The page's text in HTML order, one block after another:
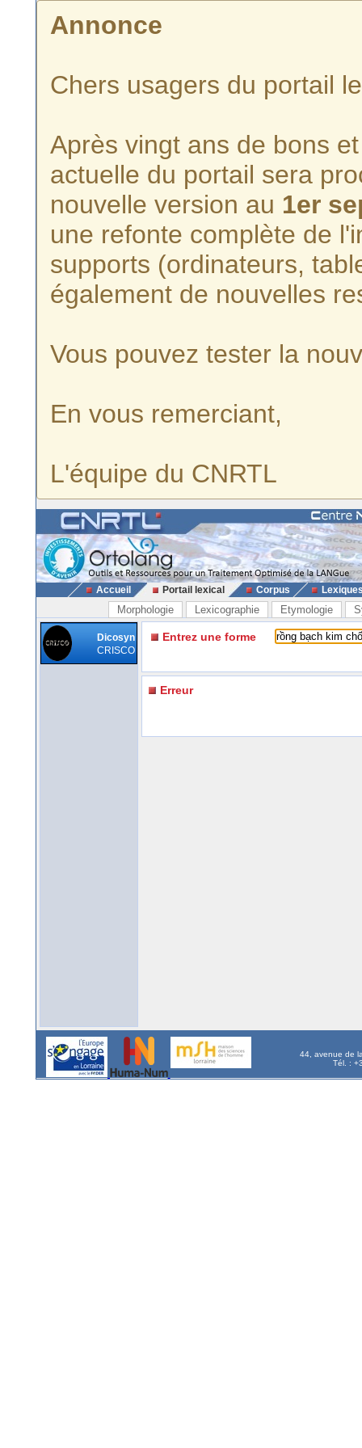
Annonce
Chers usagers du portail
Après vingt ans de bons
actuelle du portail sera
nouvelle version au 1er
une refonte complète de
supports (ordinateurs,
également de nouvelles
Vous pouvez tester la
En vous remerciant,
L'équipe du CNRTL
Accueil Portail lexical Corpus
Morphologie Lexicographie Etymologie
Dicosyn
CRISCO
Entrez une forme
Erreur
44, avenue de
Tél. :